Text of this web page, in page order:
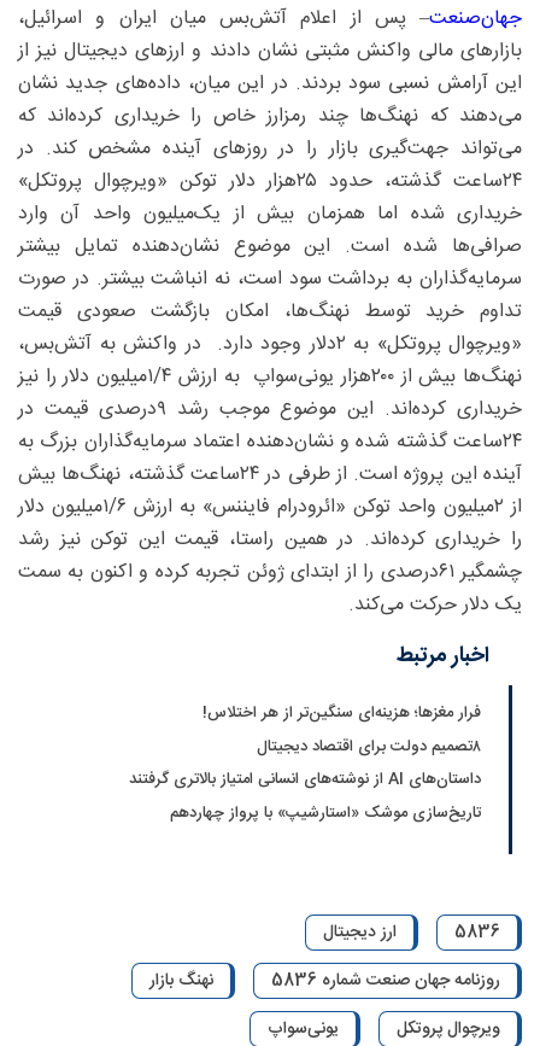
جهان‌صنعت– پس از اعلام آتش‌بس میان ایران و اسرائیل،
بازارهای مالی واکنش مثبتی نشان دادند و ارزهای دیجیتال نیز از
این آرامش نسبی سود بردند. در این میان، داده‌های جدید نشان
می‌دهند که نهنگ‌ها چند رمزارز خاص را خریداری کرده‌اند که
می‌تواند جهت‌گیری بازار را در روزهای آینده مشخص کند. در
۲۴ساعت گذشته، حدود ۲۵‌هزار دلار توکن «ویرچوال پروتکل»
خریداری شده اما همزمان بیش از یک‌میلیون واحد آن وارد
صرافی‌ها شده است. این موضوع نشان‌دهنده تمایل بیشتر
سرمایه‌گذاران به برداشت سود است، نه انباشت بیشتر. در صورت
تداوم خرید توسط نهنگ‌ها، امکان بازگشت صعودی قیمت
«ویرچوال پروتکل» به ۲دلار وجود دارد. در واکنش به آتش‌بس،
نهنگ‌ها بیش از ۲۰۰‌هزار یونی‌سواپ به ارزش ۴/‏۱‌میلیون دلار را نیز
خریداری کرده‌اند. این موضوع موجب رشد ۹‌درصدی قیمت در
۲۴ساعت گذشته شده و نشان‌دهنده اعتماد سرمایه‌گذاران بزرگ به
آینده این پروژه است. از طرفی در ۲۴ساعت گذشته، نهنگ‌ها بیش
از ۲‌میلیون واحد توکن «ائرودرام فایننس» به ارزش ۶/‏۱‌میلیون دلار
را خریداری کرده‌اند. در همین راستا، قیمت این توکن نیز رشد
چشمگیر ۶۱‌درصدی را از ابتدای ژوئن تجربه کرده و اکنون به سمت
یک دلار حرکت می‌کند.
اخبار مرتبط
فرار مغزها؛ هزینه‌ای سنگین‌تر از هر اختلاس!
۸تصمیم دولت برای اقتصاد دیجیتال
داستان‌های AI از نوشته‌های انسانی امتیاز بالاتری گرفتند
تاریخ‌سازی موشک «استارشیپ» با پرواز چهاردهم
5836
ارز دیجیتال
روزنامه جهان صنعت شماره 5836
نهنگ بازار
ویرچوال پروتکل
یونی‌سواپ